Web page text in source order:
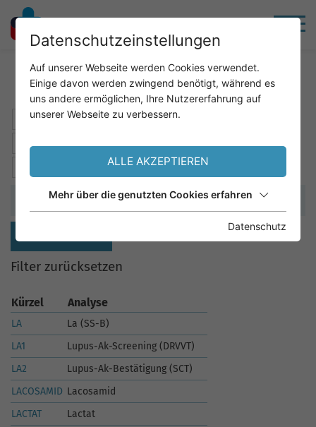
Home Service Analysenkatalog
B C D E F G
N O P Q R S T U V W
X
Filter zurücksetzen
Kürzel Analyse
LA
La (SS-B)
LA1
Lupus-Ak-Screening (DRVVT)
LA2
Lupus-Ak-Bestätigung (SCT)
LACOSAMID Lacosamid
LACTAT
Lactat
Datenschutzeinstellungen
Auf unserer Webseite werden Cookies verwendet.
Einige davon werden zwingend benötigt, während es
uns andere ermöglichen, Ihre Nutzererfahrung auf
unserer Webseite zu verbessern.
ALLE AKZEPTIEREN
Mehr über die genutzten Cookies erfahren
Datenschutz